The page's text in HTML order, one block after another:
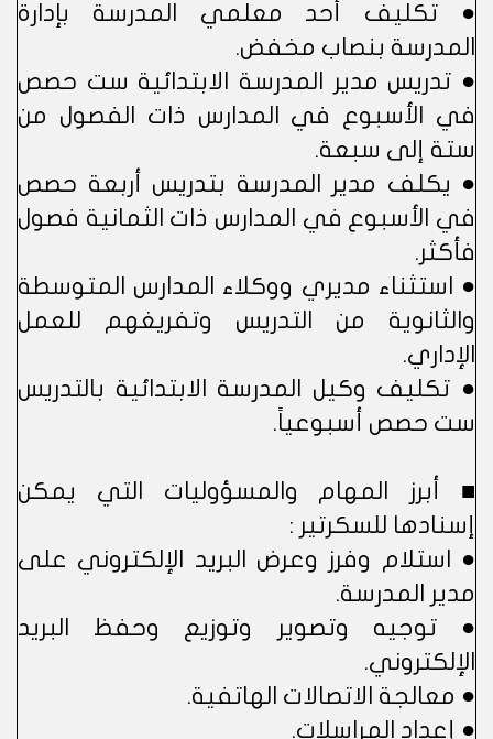
● تكليف أحد معلمي المدرسة بإدارة
المدرسة بنصاب مخفض.
● تدريس مدير المدرسة الابتدائية ست حصص
في الأسبوع في المدارس ذات الفصول من
ستة إلى سبعة.
● يكلف مدير المدرسة بتدريس أربعة حصص
في الأسبوع في المدارس ذات الثمانية فصول
فأكثر.
● استثناء مديري ووكلاء المدارس المتوسطة
والثانوية من التدريس وتفريغهم للعمل
الإداري.
● تكليف وكيل المدرسة الابتدائية بالتدريس
ست حصص أسبوعياً.
■ أبرز المهام والمسؤوليات التي يمكن
إسنادها للسكرتير :
● استلام وفرز وعرض البريد الإلكتروني على
مدير المدرسة.
● توجيه وتصوير وتوزيع وحفظ البريد
الإلكتروني.
● معالجة الاتصالات الهاتفية.
● إعداد المراسلات.